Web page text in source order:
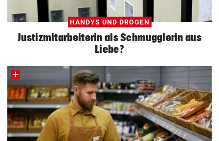
HANDYS UND DROGEN
Justizmitarbeiterin als Schmugglerin aus
Liebe?